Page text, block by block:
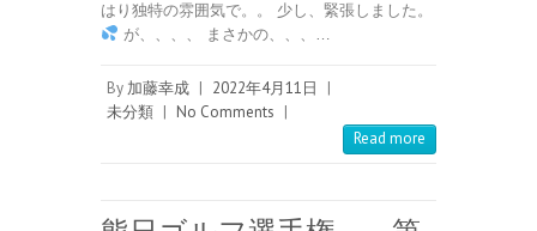
はり独特の雰囲気で。。 少し、緊張しました。
が、、、、 まさかの、、、…
By 加藤幸成 | 2022年4月11日
|
未分類 | No Comments |
Read more